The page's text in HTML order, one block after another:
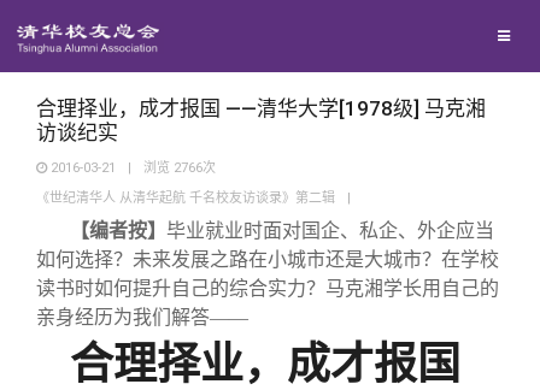
西南联大校友会
回馈母校
捐赠项目
捐赠新闻
媒体平台
《清华校友通讯》
百年清华
合理择业，成才报国 ——清华大学[1978级] 马克湘
访谈纪实
2016-03-21 | 浏览 2766次
《世纪清华人 从清华起航 千名校友访谈录》第二辑
|
【编者按】 毕业就业时面对国企、私企、外企应当
如何选择？未来发展之路在小城市还是大城市？在学校
读书时如何提升自己的综合实力？马克湘学长用自己的
亲身经历为我们解答——
合理择业，成才报国